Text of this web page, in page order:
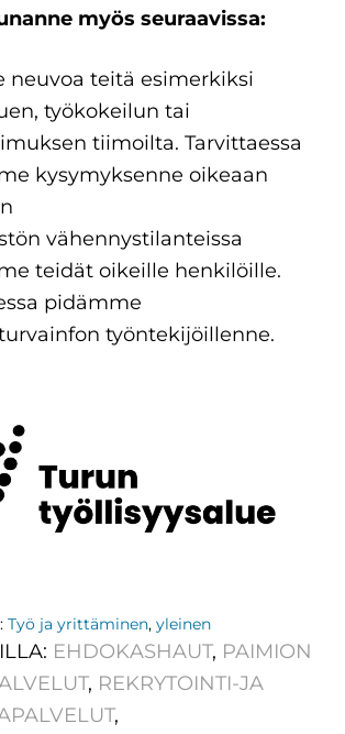
myös seuraavissa:
neuvoa teitä esimerkiksi
työkokeilun tai
tiimoilta. Tarvittaessa
kysymyksenne oikeaan
vähennystilanteissa
teidät oikeille henkilöille.
pidämme
työntekijöillenne.
Työ ja yrittäminen,yleinen
EHDOKASHAUT, PAIMION
, REKRYTOINTI-JA
,